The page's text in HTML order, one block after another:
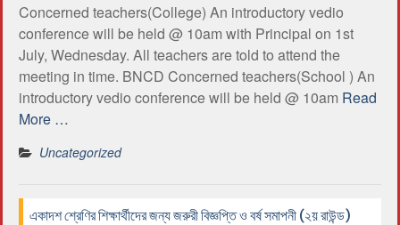
Concerned teachers(College) An introductory vedio
conference will be held @ 10am with Principal on 1st
July, Wednesday. All teachers are told to attend the
meeting in time. BNCD Concerned teachers(School ) An
introductory vedio conference will be held @ 10am Read
More …
Uncategorized
একাদশ শ্রেণির শিক্ষার্থীদের জন্য জরুরী বিজ্ঞপ্তি ও বর্ষ সমাপনী (২য় রাউন্ড)